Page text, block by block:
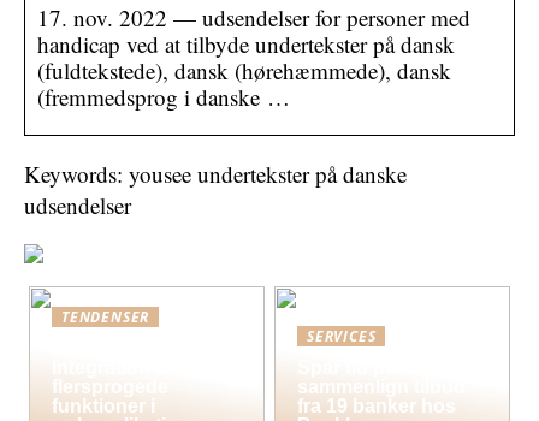
17. nov. 2022 — udsendelser for personer med
handicap ved at tilbyde undertekster på dansk
(fuldtekstede), dansk (hørehæmmede), dansk
(fremmedsprog i danske …
Keywords: yousee undertekster på danske
udsendelser
TENDENSER
flersprogede
funktioner i
SERVICES
sammenlign tilbud
fra 19 banker hos